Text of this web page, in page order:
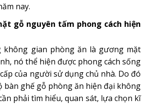
nay.
gỗ nguyên tấm phong cách hiện
không gian phòng ăn là gương mặt
nó thể hiện được phong cách sống
của người sử dụng chủ nhà. Do đó
bàn ghế gỗ phòng ăn hiện đại không
phải tìm hiểu, quan sát, lựa chọn kĩ